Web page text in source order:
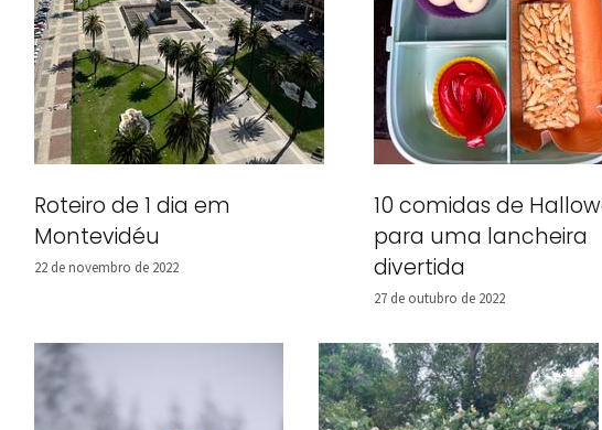
Roteiro de 1 dia em
Montevidéu
22 de novembro de 2022
10 comidas de
para uma lancheira
divertida
27 de outubro de 2022